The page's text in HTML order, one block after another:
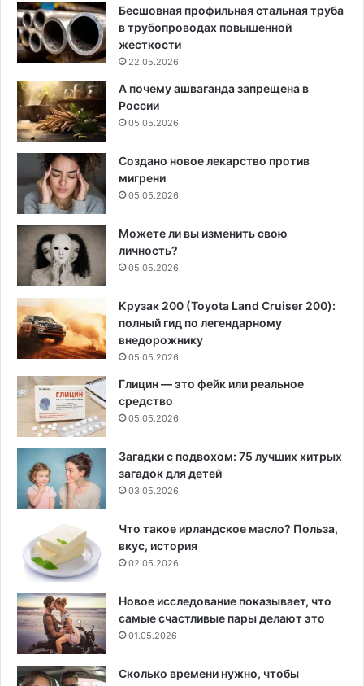
Бесшовная профильная стальная труба
в трубопроводах повышенной
жесткости
22.05.2026
А почему ашваганда запрещена в
России
05.05.2026
Создано новое лекарство против
мигрени
05.05.2026
Можете ли вы изменить свою
личность?
05.05.2026
Крузак 200 (Toyota Land Cruiser 200):
полный гид по легендарному
внедорожнику
05.05.2026
Глицин — это фейк или реальное
средство
05.05.2026
Загадки с подвохом: 75 лучших хитрых
загадок для детей
03.05.2026
Что такое ирландское масло? Польза,
вкус, история
02.05.2026
Новое исследование показывает, что
самые счастливые пары делают это
01.05.2026
Сколько времени нужно, чтобы